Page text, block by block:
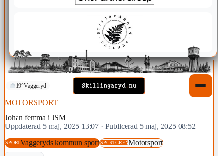
19°Vaggeryd
MOTORSPORT
Johan femma i JSM
Uppdaterad 5 maj, 2025 13:07 · Publicerad 5 maj, 2025 08:52
SPORTVaggeryds kommun sportSPORTGRENMotorsport